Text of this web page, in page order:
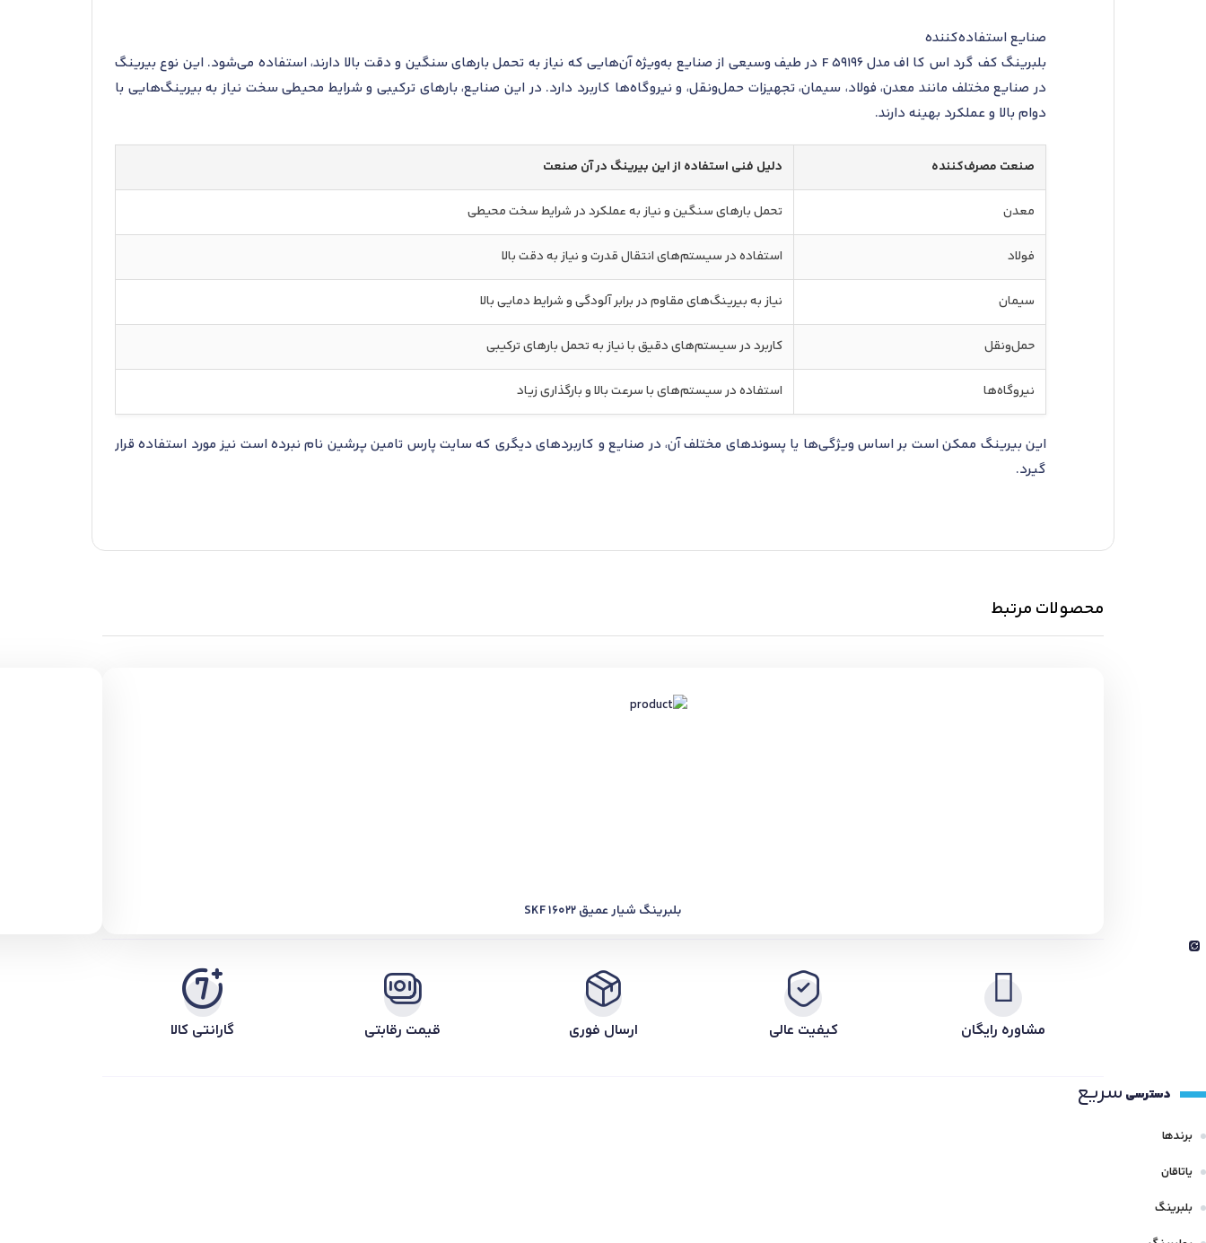
صنایع استفاده‌کننده
بلبرینگ کف گرد اس کا اف مدل 59196 F در طیف وسیعی از صنایع به‌ویژه آن‌هایی که نیاز به تحمل بارهای سنگین و دقت بالا دارند، استفاده می‌شود. این نوع بیرینگ
در صنایع مختلف مانند معدن، فولاد، سیمان، تجهیزات حمل‌ونقل، و نیروگاه‌ها کاربرد دارد. در این صنایع، بارهای ترکیبی و شرایط محیطی سخت نیاز به بیرینگ‌هایی با
دوام بالا و عملکرد بهینه دارند.
صنعت مصرف‌کننده دلیل فنی استفاده از این بیرینگ در آن صنعت
معدن تحمل بارهای سنگین و نیاز به عملکرد در شرایط سخت محیطی
فولاد استفاده در سیستم‌های انتقال قدرت و نیاز به دقت بالا
سیمان نیاز به بیرینگ‌های مقاوم در برابر آلودگی و شرایط دمایی بالا
حمل‌ونقل کاربرد در سیستم‌های دقیق با نیاز به تحمل بارهای ترکیبی
نیروگاه‌ها استفاده در سیستم‌های با سرعت بالا و بارگذاری زیاد
این بیرینگ ممکن است بر اساس ویژگی‌ها یا پسوندهای مختلف آن، در صنایع و کاربردهای دیگری که سایت پارس تامین پرشین نام نبرده است نیز مورد استفاده قرار
گیرد.
محصولات مرتبط
بلبرینگ شیار عمیق SKF 16022
مشاوره رایگان کیفیت عالی ارسال فوری قیمت رقابتی گارانتی کالا
دسترسی سریع
برندها
یاتاقان
بلبرینگ